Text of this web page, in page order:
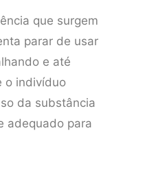
que surgem
parar de usar
e até
o indivíduo
da substância
adequado para